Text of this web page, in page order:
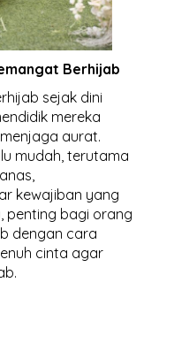
Berhijab
sejak dini
mereka
aurat.
mudah, terutama
kewajiban yang
penting bagi orang
dengan cara
cinta agar